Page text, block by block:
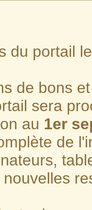
du portail
de bons
sera
au 1er
de